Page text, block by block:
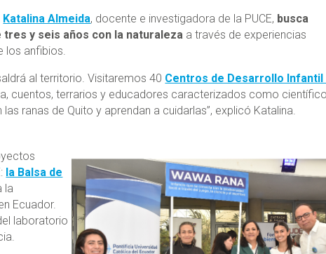
Katalina Almeida, docente e investigadora de la PUCE, busca
y seis años con la naturaleza a través de experiencias
los anfibios.
al territorio. Visitaremos 40 Centros de Desarrollo Infantil
cuentos, terrarios y educadores caracterizados como
ranas de Quito y aprendan a cuidarlas”, explicó Katalina.
la Balsa de
la
Ecuador.
laboratorio